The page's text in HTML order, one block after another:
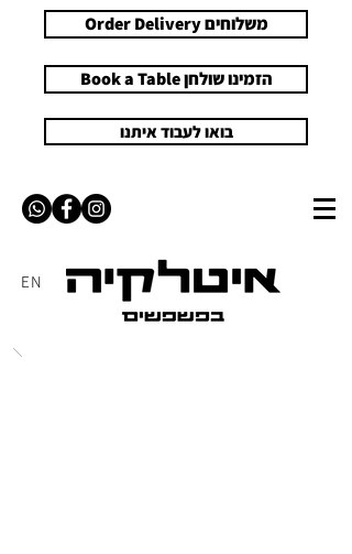
Order Delivery משלוחים
Book a Table הזמינו שולחן
בואו לעבוד איתנו
EN